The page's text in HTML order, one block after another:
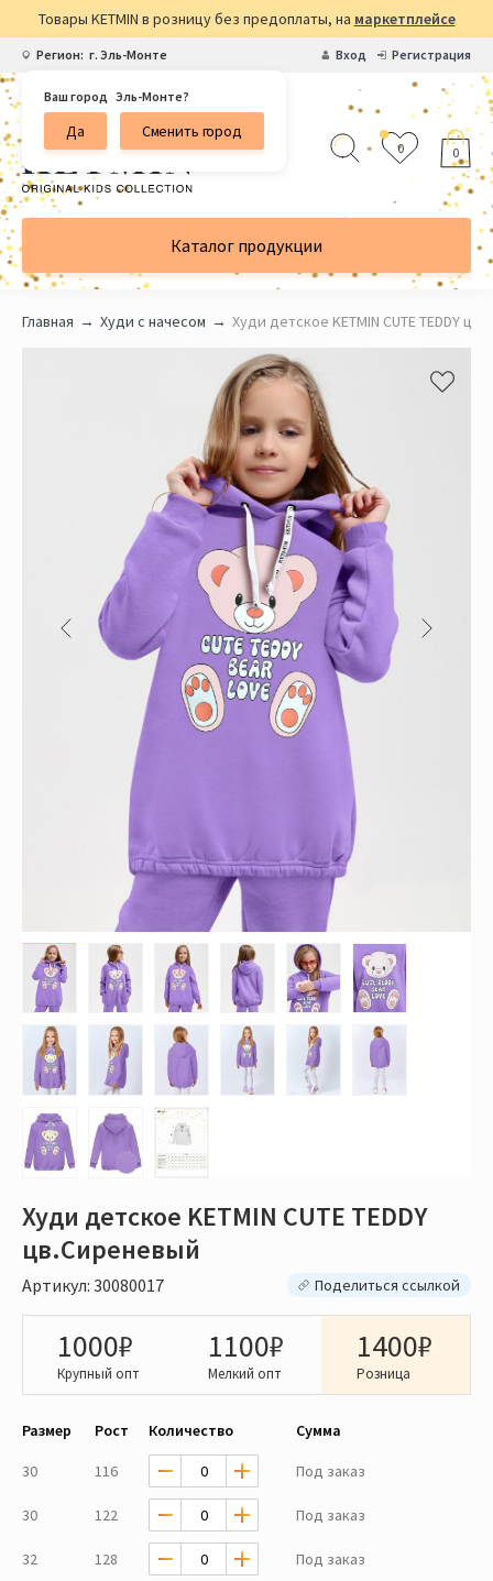
Товары KETMIN в розницу без предоплаты, на маркетплейсе
Регион: г. Эль-Монте
Ваш город Эль-Монте?
Да Сменить город
Вход Регистрация
0 0
Каталог продукции
Главная Худи с начесом Худи детское KETMIN CUTE TEDDY
Худи детское KETMIN CUTE TEDDY
цв.Сиреневый
Артикул: 30080017 Поделиться ссылкой
1000₽
Крупный опт
1100₽
Мелкий опт
1400₽
Розница
Размер Рост Количество Сумма
30 116 Под заказ
30 122 Под заказ
32 128 Под заказ